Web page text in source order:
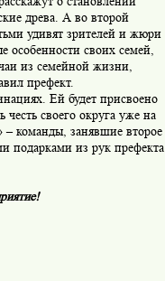
древа. А во второй
удивят зрителей и жюри
особенности своих семей,
из семейной жизни,
префект.
Ей будет присвоено
честь своего округа уже на
– команды, занявшие второе
подарками из рук префекта